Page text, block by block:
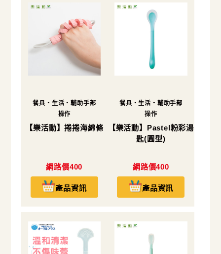
餐具・生活・輔助手部
操作
【樂活動】捲捲海綿條
網路價400
產品資訊
餐具・生活・輔助手部
操作
【樂活動】Pastel粉彩湯
匙(圓型)
網路價400
產品資訊